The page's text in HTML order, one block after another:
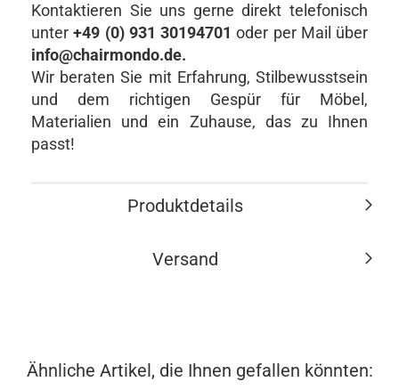
Kontaktieren Sie uns gerne direkt telefonisch
unter +49 (0) 931 30194701 oder per Mail über
info@chairmondo.de.
Wir beraten Sie mit Erfahrung, Stilbewusstsein
und dem richtigen Gespür für Möbel,
Materialien und ein Zuhause, das zu Ihnen
passt!
Produktdetails
Versand
Ähnliche Artikel, die Ihnen gefallen könnten: